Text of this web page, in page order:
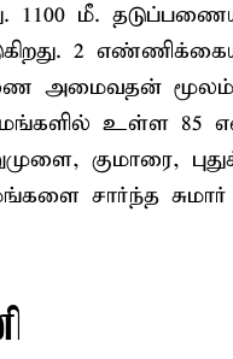
1100 மீ.
2
அமைவதன்
உள்ள
குமாரை,
சார்ந்த